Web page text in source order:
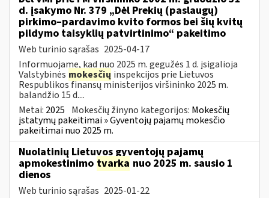
d. įsakymo Nr. 379 „Dėl Prekių (paslaugų)
pirkimo–pardavimo kvito formos bei šių kvitų
pildymo taisyklių patvirtinimo“ pakeitimo
Web turinio sąrašas 2025-04-17
Informuojame, kad nuo 2025 m. gegužės 1 d. įsigalioja
Valstybinės mokesčių inspekcijos prie Lietuvos
Respublikos finansų ministerijos viršininko 2025 m.
balandžio 15 d....
Metai: 2025 Mokesčių žinyno kategorijos: Mokesčių
įstatymų pakeitimai » Gyventojų pajamų mokesčio
pakeitimai nuo 2025 m.
Nuolatinių Lietuvos gyventojų pajamų
apmokestinimo tvarka nuo 2025 m. sausio 1
dienos
Web turinio sąrašas 2025-01-22